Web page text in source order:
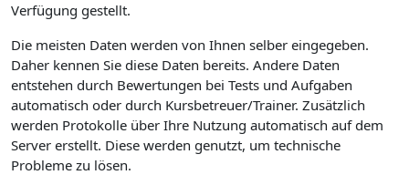
Verfügung gestellt.
Die meisten Daten werden von Ihnen selber eingegeben.
Daher kennen Sie diese Daten bereits. Andere Daten
entstehen durch Bewertungen bei Tests und Aufgaben
automatisch oder durch Kursbetreuer/Trainer. Zusätzlich
werden Protokolle über Ihre Nutzung automatisch auf dem
Server erstellt. Diese werden genutzt, um technische
Probleme zu lösen.